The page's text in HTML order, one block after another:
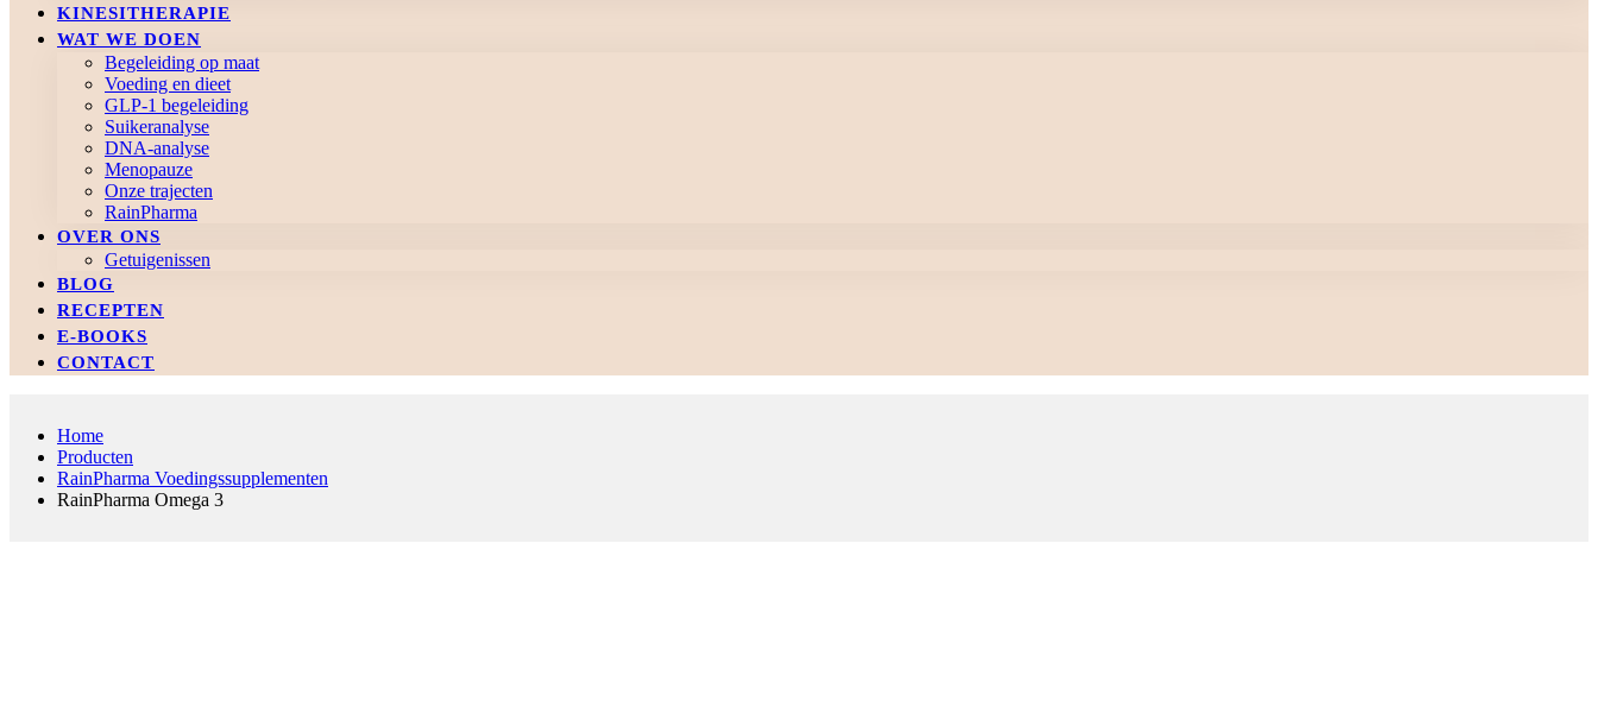
KINESITHERAPIE
WAT WE DOEN
Begeleiding op maat
Voeding en dieet
GLP-1 begeleiding
Suikeranalyse
DNA-analyse
Menopauze
Onze trajecten
RainPharma
OVER ONS
Getuigenissen
BLOG
RECEPTEN
E-BOOKS
CONTACT
Home
Producten
RainPharma Voedingssupplementen
RainPharma Omega 3